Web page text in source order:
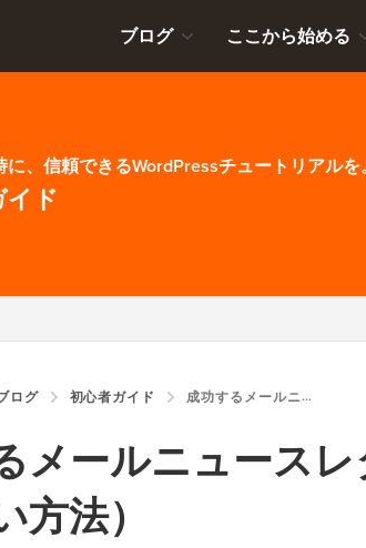
ブログ ここから始める
、信頼できるWordPressチュートリアルを
イド
ログ 初心者ガイド 成功するメールニュースレターの始め方（正しい方法）
メールニュース
方法）